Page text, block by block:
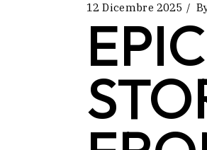
12 Dicembre 2025